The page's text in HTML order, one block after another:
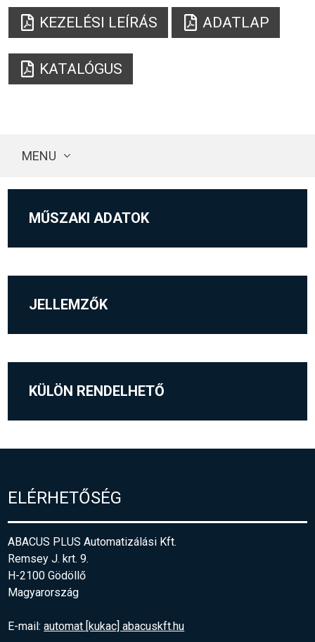
KEZELÉSI LEÍRÁS ADATLAP
KATALÓGUS
MENU
MŰSZAKI ADATOK
JELLEMZŐK
KÜLÖN RENDELHETŐ
ELÉRHETŐSÉG
ABACUS PLUS Automatizálási Kft.
Remsey J. krt. 9.
H-2100 Gödöllő
Magyarország
E-mail:automat [kukac] abacuskft.hu